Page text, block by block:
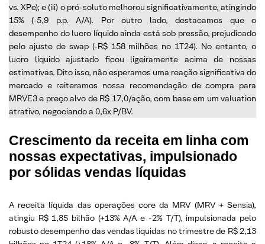
vs. XPe); e (iii) o pró-soluto melhorou significativamente, atingindo
15% (-5,9 p.p. A/A). Por outro lado, destacamos que o
desempenho do lucro líquido ainda está sob pressão, prejudicado
pelo ajuste de swap (-R$ 158 milhões no 1T24). No entanto, o
lucro líquido ajustado ficou ligeiramente acima de nossas
estimativas. Dito isso, não esperamos uma reação significativa do
mercado e reiteramos nossa recomendação de compra para
MRVE3 e preço alvo de R$ 17,0/ação, com base em um valuation
atrativo, negociando a 0,6x P/BV.
Crescimento da receita em linha com
nossas expectativas, impulsionado
por sólidas vendas líquidas
A receita líquida das operações core da MRV (MRV + Sensia),
atingiu R$ 1,85 bilhão (+13% A/A e -2% T/T), impulsionada pelo
robusto desempenho das vendas líquidas no trimestre de R$ 2,13